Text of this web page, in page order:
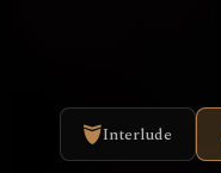
Interlude